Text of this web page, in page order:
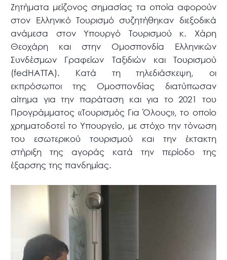
Ζητήματα μείζονος σημασίας τα οποία αφορούν
στον Ελληνικό Τουρισμό συζητήθηκαν διεξοδικά
ανάμεσα στον Υπουργό Τουρισμού κ. Χάρη
Θεοχάρη και στην Ομοσπονδία Ελληνικών
Συνδέσμων Γραφείων Ταξιδιών και Τουρισμού
(fedHATTA). Κατά τη τηλεδιάσκεψη, οι
εκπρόσωποι της Ομοσπονδίας διατύπωσαν
αίτημα για την παράταση και για το 2021 του
Προγράμματος «Τουρισμός Για Όλους», το οποίο
χρηματοδοτεί το Υπουργείο, με στόχο την τόνωση
του εσωτερικού τουρισμού και την έκτακτη
στήριξη της αγοράς κατά την περίοδο της
έξαρσης της πανδημίας.